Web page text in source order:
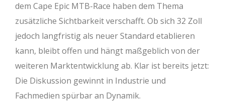
dem Cape Epic MTB-Race haben dem Thema
zusätzliche Sichtbarkeit verschafft. Ob sich 32 Zoll
jedoch langfristig als neuer Standard etablieren
kann, bleibt offen und hängt maßgeblich von der
weiteren Marktentwicklung ab. Klar ist bereits jetzt:
Die Diskussion gewinnt in Industrie und
Fachmedien spürbar an Dynamik.